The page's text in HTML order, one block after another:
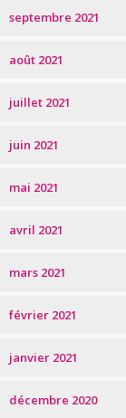
septembre 2021
août 2021
juillet 2021
juin 2021
mai 2021
avril 2021
mars 2021
février 2021
janvier 2021
décembre 2020